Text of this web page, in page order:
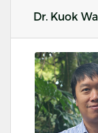
Dr. Kuok